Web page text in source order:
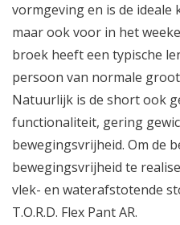
vormgeving en is de ideale
maar ook voor in het
broek heeft een typische
persoon van normale
Natuurlijk is de short ook
functionaliteit, gering
bewegingsvrijheid. Om de
bewegingsvrijheid te
vlek- en waterafstotende
T.O.R.D. Flex Pant AR.